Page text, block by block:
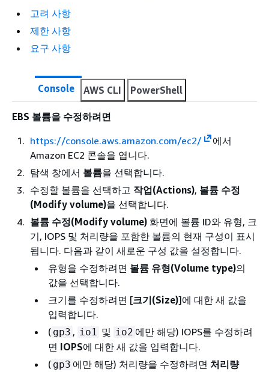
고려 사항
제한 사항
요구 사항
Console AWS CLI PowerShell
EBS 볼륨을 수정하려면
https://console.aws.amazon.com/ec2/
에서
Amazon EC2 콘솔을 엽니다.
탐색 창에서 볼륨을 선택합니다.
수정할 볼륨을 선택하고 작업(Actions), 볼륨 수정
(Modify volume)을 선택합니다.
볼륨 수정(Modify volume) 화면에 볼륨 ID와 유형, 크
기, IOPS 및 처리량을 포함한 볼륨의 현재 구성이 표시
됩니다. 다음과 같이 새로운 구성 값을 설정합니다.
유형을 수정하려면 볼륨 유형(Volume type)의
값을 선택합니다.
크기를 수정하려면 [크기(Size)]에 대한 새 값을
입력합니다.
( gp3 , io1 및 io2 에만 해당) IOPS를 수정하려
면 IOPS에 대한 새 값을 입력합니다.
( gp3 에만 해당) 처리량을 수정하려면 처리량